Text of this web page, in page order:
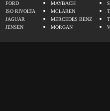
FORD
ISO RIVOLTA
JAGUAR
JENSEN
MAYBACH
MCLAREN
MERCEDES BENZ
MORGAN